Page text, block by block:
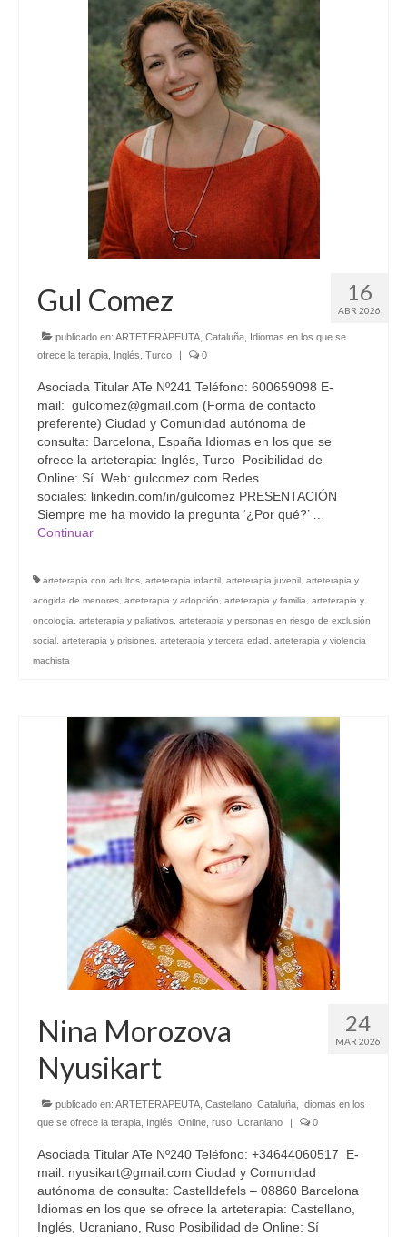
Código Ético
Estatutos ATe
Directorio de Arteterapeutas
Arteterapeutas Didactas
Directorio de supervisoras
FEAPA Certificadas
Asóciate!
Grupo de Formación continuada
Grupo Educación
Grupo Investigación
Grupo Revista
Grupo Arte
Grupo Difusión
Grupo Certificación
Grupos Territoriales
Grupo Territorial Canarias
Jornadas de Investigación
Contacto
16
ABR 2026
Gul Comez
publicado en: ARTETERAPEUTA Cataluña Idiomas en los que se
ofrece la terapia Inglés Turco | 0
Asociada Titular ATe Nº241 Teléfono: 600659098 E-
mail: gulcomez@gmail.com (Forma de contacto
preferente) Ciudad y Comunidad autónoma de
consulta: Barcelona, España Idiomas en los que se
ofrece la arteterapia: Inglés, Turco Posibilidad de
Online: Sí Web: gulcomez.com Redes
sociales: linkedin.com/in/gulcomez PRESENTACIÓN
Siempre me ha movido la pregunta ‘¿Por qué?’ …
Continuar
arteterapia con adultos arteterapia infantil arteterapia juvenil arteterapia y
acogida de menores arteterapia y adopción arteterapia y familia
arteterapia y
oncologia
arteterapia y paliativos arteterapia y personas en riesgo de exclusión
social arteterapia y prisiones arteterapia y tercera edad
arteterapia y violencia
machista
24
MAR 2026
Nina Morozova
Nyusikart
publicado en: ARTETERAPEUTA Castellano Cataluña Idiomas en los
que se ofrece la terapia Inglés Online ruso Ucraniano | 0
Asociada Titular ATe Nº240 Teléfono: +34644060517 E-
mail: nyusikart@gmail.com Ciudad y Comunidad
autónoma de consulta: Castelldefels – 08860 Barcelona
Idiomas en los que se ofrece la arteterapia: Castellano,
Inglés, Ucraniano, Ruso Posibilidad de Online: Sí